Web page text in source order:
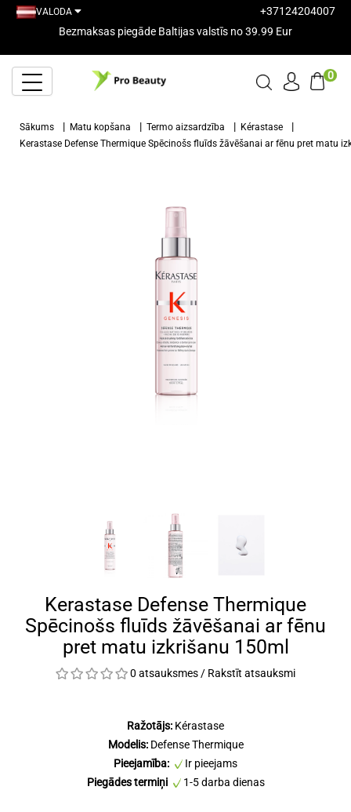
VALODA
+37124204007
Bezmaksas piegāde Baltijas valstīs no 39.99 Eur
0
Sākums Matu kopšana Termo aizsardzība
Kérastase
Kerastase Defense Thermique Spēcinošs fluīds žāvēšanai ar fēnu pret matu
Kerastase Defense Thermique
Spēcinošs fluīds žāvēšanai ar fēnu
pret matu izkrišanu 150ml
0 atsauksmes / Rakstīt atsauksmi
Ražotājs: Kérastase
Modelis:Defense Thermique
Pieejamība:
Ir pieejams
Piegādes termiņi
1-5 darba dienas